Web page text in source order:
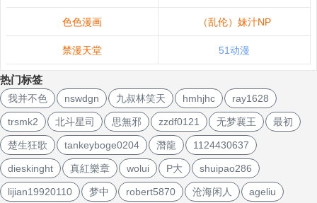
色色漫画 （乱伦）妹汁NP
禁漫天堂 51动漫
热门标签
我并不色 nswdgn 九叔林笑天 hmhjhc ray1628
trsmk2 北斗星司 思無邪 zzdf0121 无梦襄王 最初
楚生狂歌 tankeyboge0204 潛龍 1124430637
dieskinght 真紅樂章 wolui P大 shuipao286
lijian19920110 梦中 robert5870 沧海闲人 ageliu